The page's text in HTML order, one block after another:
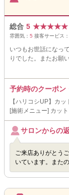
総合 5 ★★★★★
雰囲気： 5 接客サービス：
いつもお世話になっ
りでした。またお願
予約時のクーポン
【ハリコシUP】カ
[施術メニュー] カッ
サロンからの
ご来店ありがとう
いています。また